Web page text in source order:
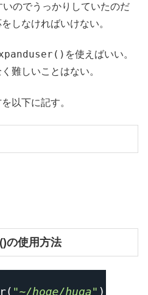
のでうっかりしていたのだ
しなければいけない。
を使えばいい。
難しいことはない。
以下に記す。
の使用方法